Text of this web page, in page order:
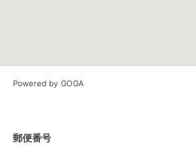
Powered by GOGA
郵便番号